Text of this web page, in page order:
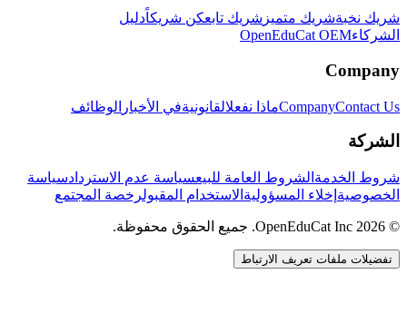
شريك نخبةشريك متميز شريك تابعكن شريكاًدليل
الشركاءOpenEduCat OEM
Company
CompanyContact Us ماذا نفعلالقانونيةفي الأخبار الوظائف
الشركة
شروط الخدمة الشروط العامة للبيعسياسة عدم الاستردادسياسة
الخصوصية إخلاء المسؤولية الاستخدام المقبولرخصة المجتمع
© 2026 OpenEduCat Inc. جميع الحقوق محفوظة.
تفضيلات ملفات تعريف الارتباط